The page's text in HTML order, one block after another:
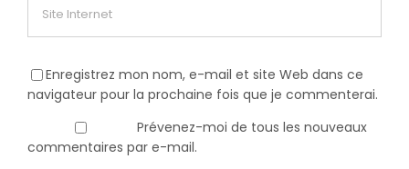
Enregistrez mon nom, e-mail et site Web dans ce
navigateur pour la prochaine fois que je commenterai.
Prévenez-moi de tous les nouveaux
commentaires par e-mail.